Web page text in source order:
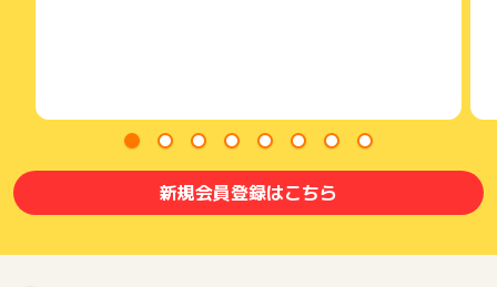
新規会員登録はこちら